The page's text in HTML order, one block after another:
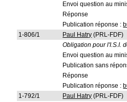
Envoi question au
Réponse
Publication réponse :
1-806/1
Paul Hatry (PRL-FDF)
Obligation pour l'I.S.I.
Envoi question au
Publication sans
Réponse
Publication réponse :
1-792/1
Paul Hatry (PRL-FDF)